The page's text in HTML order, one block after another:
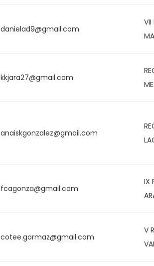
danielad9@gmail.com
VII
kkjara27@gmail.com
anaiskgonzalez@gmail.com
fcagonza@gmail.com
IX
cotee.gormaz@gmail.com
V